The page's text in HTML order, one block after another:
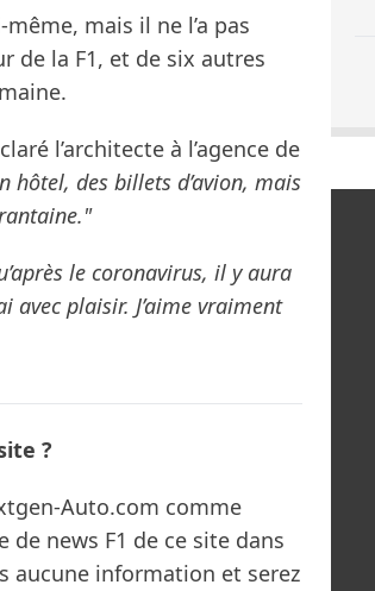
mais il ne l’a pas
de la F1, et de six autres
l’architecte à l’agence de
hôtel, des billets d’avion, mais
le coronavirus, il y aura
plaisir. J’aime vraiment
?
Auto.com comme
news F1 de ce site dans
aucune information et serez